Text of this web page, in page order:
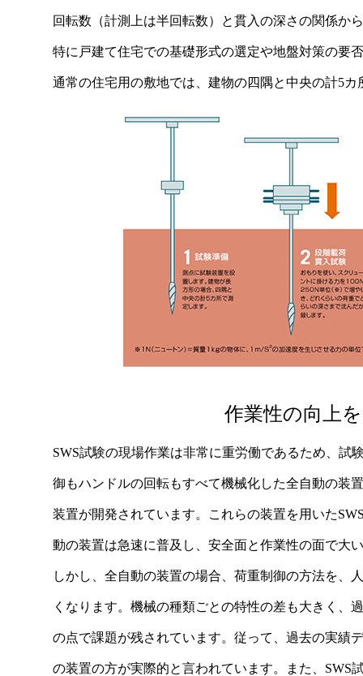
回転数（計測上は半回転数）と貫入の深さの関係か
特に戸建て住宅での基礎形式の選定や地盤対策の要
通常の住宅用の敷地では、建物の四隅と中央の計5カ
作業性の向上
SWS試験の現場作業は非常に重労働であるため、
御もハンドルの回転もすべて機械化した全自動の装
装置が開発されています。これらの装置を用いた
動の装置は急速に普及し、安全面と作業性の面で大
しかし、全自動の装置の場合、荷重制御の方法を、
くなります。機械の種類ごとの特性の差も大きく、
の点で課題が残されています。従って、過去の実績
の装置の方が実際的と言われています。また、SWS